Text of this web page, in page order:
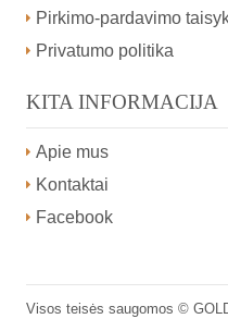
Pirkimo-pardavimo
Privatumo politika
KITA INFORMACIJA
Apie mus
Kontaktai
Facebook
Visos teisės saugomos ©